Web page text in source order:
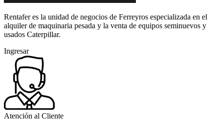
Rentafer es la unidad de negocios de Ferreyros especializada en el
alquiler de maquinaria pesada y la venta de equipos seminuevos y
usados Caterpillar.
Ingresar
Atención al Cliente